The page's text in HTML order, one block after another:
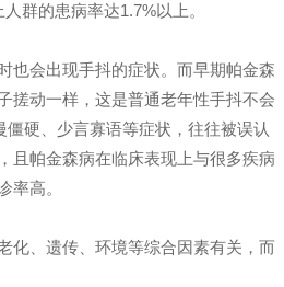
群的患病率达1.7%以上。
也会出现手抖的症状。而早期帕金森
动一样，这是普通老年性手抖不会
硬、少言寡语等症状，往往被误认
且帕金森病在临床表现上与很多疾病
率高。
化、遗传、环境等综合因素有关，而